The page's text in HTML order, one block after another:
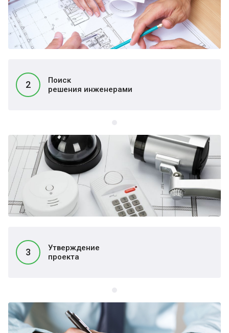
2
Поиск
решения инженерами
3
Утверждение
проекта